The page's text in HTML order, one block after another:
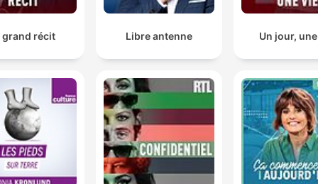
grand récit Libre antenne Un jour,